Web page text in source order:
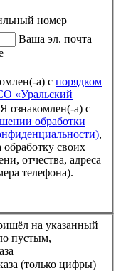
номер
Ваша эл. почта
а) с порядком
«Уральский
Я ознакомлен(-а) с
обработки
,
своих
отчества, адреса
телефона).
на указанный
пустым,
(только цифры)